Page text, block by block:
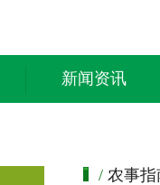
新闻资讯
/ 农事指